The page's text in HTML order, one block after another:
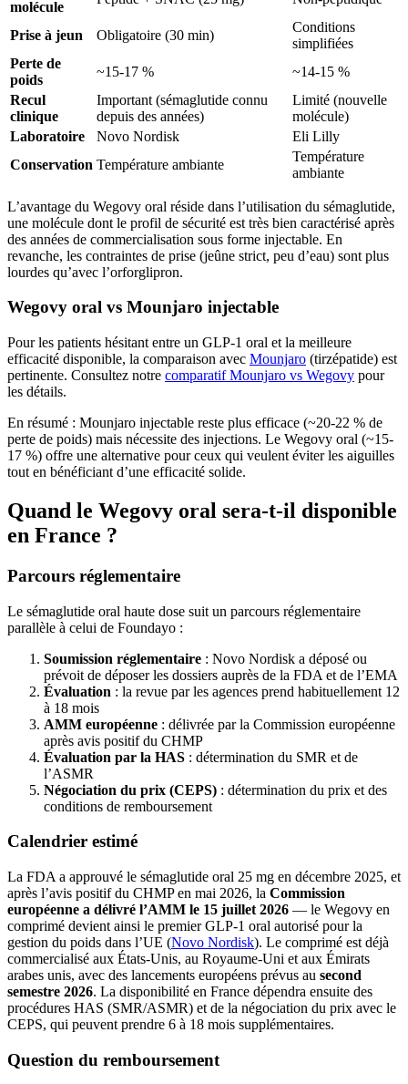
molécule
Prise à jeun Obligatoire (30 min)
Conditions
simplifiées
Perte de
poids
~15-17 %
~14-15 %
Recul
clinique
Important (sémaglutide connu
depuis des années)
Limité (nouvelle
molécule)
Laboratoire
Novo Nordisk
Eli Lilly
Conservation Température ambiante
Température
ambiante
L’avantage du Wegovy oral réside dans l’utilisation du sémaglutide,
une molécule dont le profil de sécurité est très bien caractérisé après
des années de commercialisation sous forme injectable. En
revanche, les contraintes de prise (jeûne strict, peu d’eau) sont plus
lourdes qu’avec l’orforglipron.
Wegovy oral vs Mounjaro injectable
Pour les patients hésitant entre un GLP-1 oral et la meilleure
efficacité disponible, la comparaison avec Mounjaro (tirzépatide) est
pertinente. Consultez notre comparatif Mounjaro vs Wegovy pour
les détails.
En résumé : Mounjaro injectable reste plus efficace (~20-22 % de
perte de poids) mais nécessite des injections. Le Wegovy oral (~15-
17 %) offre une alternative pour ceux qui veulent éviter les aiguilles
tout en bénéficiant d’une efficacité solide.
Quand le Wegovy oral sera-t-il disponible
en France ?
Parcours réglementaire
Le sémaglutide oral haute dose suit un parcours réglementaire
parallèle à celui de Foundayo :
Soumission réglementaire : Novo Nordisk a déposé ou
prévoit de déposer les dossiers auprès de la FDA et de l’EMA
Évaluation : la revue par les agences prend habituellement 12
à 18 mois
AMM européenne : délivrée par la Commission européenne
après avis positif du CHMP
Évaluation par la HAS : détermination du SMR et de
l’ASMR
Négociation du prix (CEPS) : détermination du prix et des
conditions de remboursement
Calendrier estimé
La FDA a approuvé le sémaglutide oral 25 mg en décembre 2025, et
après l’avis positif du CHMP en mai 2026, la Commission
européenne a délivré l’AMM le 15 juillet 2026 — le Wegovy en
comprimé devient ainsi le premier GLP-1 oral autorisé pour la
gestion du poids dans l’UE (Novo Nordisk). Le comprimé est déjà
commercialisé aux États-Unis, au Royaume-Uni et aux Émirats
arabes unis, avec des lancements européens prévus au second
semestre 2026. La disponibilité en France dépendra ensuite des
procédures HAS (SMR/ASMR) et de la négociation du prix avec le
CEPS, qui peuvent prendre 6 à 18 mois supplémentaires.
Question du remboursement